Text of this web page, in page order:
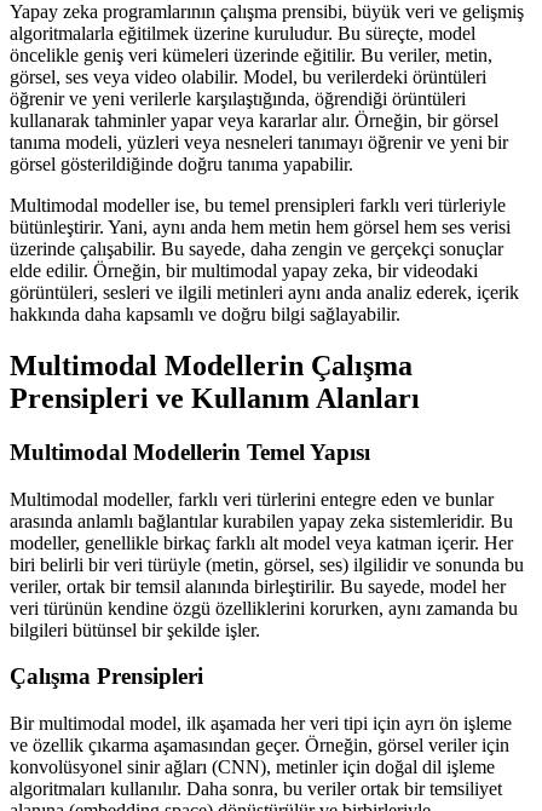
Yapay zeka programlarının çalışma prensibi, büyük veri ve gelişmiş
algoritmalarla eğitilmek üzerine kuruludur. Bu süreçte, model
öncelikle geniş veri kümeleri üzerinde eğitilir. Bu veriler, metin,
görsel, ses veya video olabilir. Model, bu verilerdeki örüntüleri
öğrenir ve yeni verilerle karşılaştığında, öğrendiği örüntüleri
kullanarak tahminler yapar veya kararlar alır. Örneğin, bir görsel
tanıma modeli, yüzleri veya nesneleri tanımayı öğrenir ve yeni bir
görsel gösterildiğinde doğru tanıma yapabilir.
Multimodal modeller ise, bu temel prensipleri farklı veri türleriyle
bütünleştirir. Yani, aynı anda hem metin hem görsel hem ses verisi
üzerinde çalışabilir. Bu sayede, daha zengin ve gerçekçi sonuçlar
elde edilir. Örneğin, bir multimodal yapay zeka, bir videodaki
görüntüleri, sesleri ve ilgili metinleri aynı anda analiz ederek, içerik
hakkında daha kapsamlı ve doğru bilgi sağlayabilir.
Multimodal Modellerin Çalışma
Prensipleri ve Kullanım Alanları
Multimodal Modellerin Temel Yapısı
Multimodal modeller, farklı veri türlerini entegre eden ve bunlar
arasında anlamlı bağlantılar kurabilen yapay zeka sistemleridir. Bu
modeller, genellikle birkaç farklı alt model veya katman içerir. Her
biri belirli bir veri türüyle (metin, görsel, ses) ilgilidir ve sonunda bu
veriler, ortak bir temsil alanında birleştirilir. Bu sayede, model her
veri türünün kendine özgü özelliklerini korurken, aynı zamanda bu
bilgileri bütünsel bir şekilde işler.
Çalışma Prensipleri
Bir multimodal model, ilk aşamada her veri tipi için ayrı ön işleme
ve özellik çıkarma aşamasından geçer. Örneğin, görsel veriler için
konvolüsyonel sinir ağları (CNN), metinler için doğal dil işleme
algoritmaları kullanılır. Daha sonra, bu veriler ortak bir temsiliyet